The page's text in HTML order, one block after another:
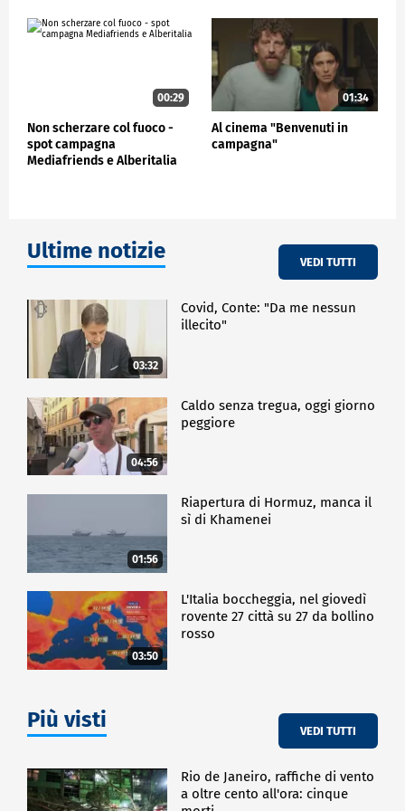
aggiunto -. Visitate il nostro sito, www.eseoitalia.it,
dove potrete vedere tutte le iniziative, sia in Italia
00:29
Non scherzare col fuoco -
spot campagna
Mediafriends e Alberitalia
01:34
Al cinema "Benvenuti in
campagna"
Ultime notizie VEDI TUTTI
03:32
Covid, Conte: "Da me nessun
illecito"
04:56
Caldo senza tregua, oggi giorno
peggiore
01:56
Riapertura di Hormuz, manca il
sì di Khamenei
03:50
L'Italia boccheggia, nel giovedì
rovente 27 città su 27 da bollino
rosso
Più visti VEDI TUTTI
Rio de Janeiro, raffiche di vento
a oltre cento all'ora: cinque